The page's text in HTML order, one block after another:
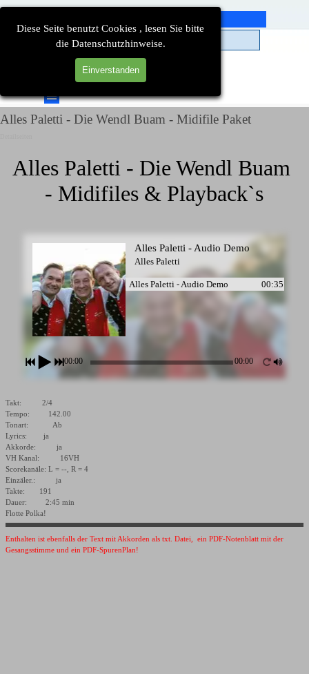
Diese Seite benutzt Cookies , lesen Sie bitte
die Datenschutzhinweise.
Einverstanden
Direkt zum Seiteninhalt
Menü überspringen
Alles Paletti - Die Wendl Buam - Midifile Paket
Alles Paletti - Die Wendl Buam
- Midifiles & Playback`s
Alles Paletti - Audio Demo
Alles Paletti
Alles Paletti - Audio Demo 00:35
00:00 00:00
Takt: 2/4
Tempo: 142.00
Tonart: Ab
Lyrics: ja
Akkorde: ja
VH Kanal: 16VH
Scorekanäle: L = --, R = 4
Einzäler.: ja
Takte: 191
Dauer: 2:45 min
Flotte Polka!
Enthalten ist ebenfalls der Text mit Akkorden als txt. Datei, ein PDF-Notenblatt mit der
Gesangsstimme und ein PDF-SpurenPlan!